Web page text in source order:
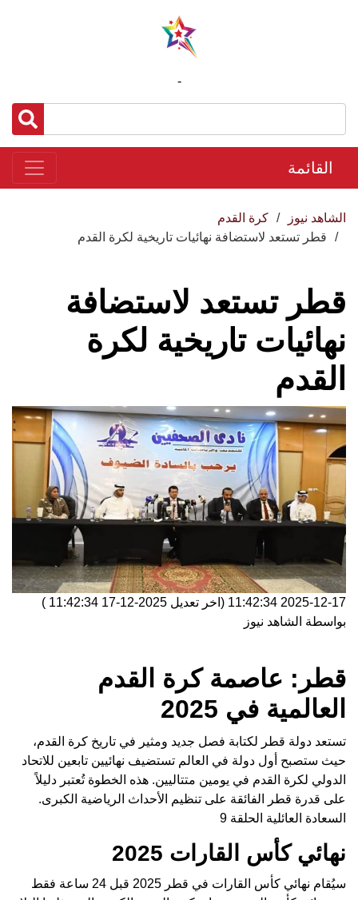
-
القائمة
الشاهد نيوز
كرة القدم
قطر تستعد لاستضافة نهائيات تاريخية لكرة القدم
قطر تستعد لاستضافة
نهائيات تاريخية لكرة
القدم
2025-12-17 11:42:34 (اخر تعديل 2025-12-17 11:42:34
)
بواسطة الشاهد نيوز
قطر: عاصمة كرة القدم
العالمية في 2025
تستعد دولة قطر لكتابة فصل جديد ومثير في تاريخ كرة القدم،
حيث ستصبح أول دولة في العالم تستضيف نهائيين تابعين للاتحاد
الدولي لكرة القدم في يومين متتاليين. هذه الخطوة تُعتبر دليلاً
على قدرة قطر الفائقة على تنظيم الأحداث الرياضية الكبرى.
السعادة العائلية الحلقة 9
نهائي كأس القارات 2025
سيُقام نهائي كأس القارات في قطر 2025 قبل 24 ساعة فقط